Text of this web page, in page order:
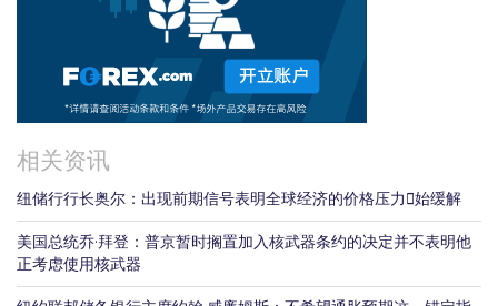
相关资讯
纽储行行长奥尔：出现前期信号表明全球经济的价格压力𫔭始缓解
美国总统乔·拜登：普京暂时搁置加入核武器条约的决定并不表明他
正考虑使用核武器